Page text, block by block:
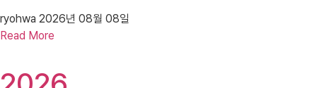
ryohwa 2026년 08월 08일
Read More